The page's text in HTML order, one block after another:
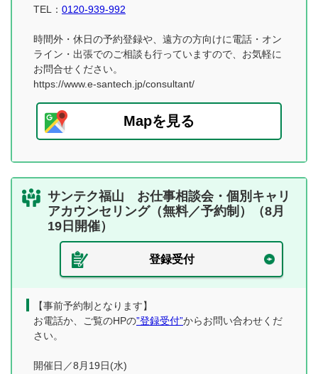
TEL： 0120-939-992
時間外・休日の予約登録や、遠方の方向けに電話・オン
ライン・出張でのご相談も行っていますので、お気軽に
お問合せください。
https://www.e-santech.jp/consultant/
Mapを見る
サンテク福山 お仕事相談会・個別キャリ
アカウンセリング（無料／予約制）（8月
19日開催）
登録受付
【事前予約制となります】
お電話か、ご覧のHPの”登録受付”からお問い合わせくだ
さい。
開催日／8月19日(水)